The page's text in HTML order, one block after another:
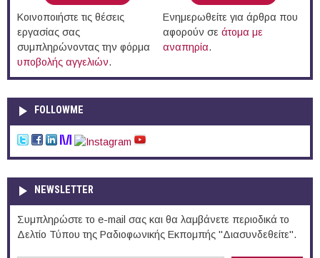
Κοινοποιήστε τις θέσεις
εργασίας σας
συμπληρώνοντας την φόρμα
υποβολής αγγελιών.
Ενημερωθείτε για άρθρα που
αφορούν σε άτομα με
αναπηρία.
FOLLOWME
NEWSLETTER
Συμπληρώστε το e-mail σας και θα λαμβάνετε περιοδικά το
Δελτίο Τύπου της Ραδιοφωνικής Εκπομπής "Διασυνδεθείτε".